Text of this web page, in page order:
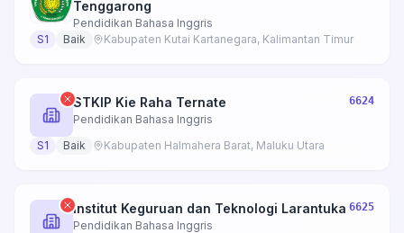
Tenggarong
Pendidikan Bahasa Inggris
S1
Baik Kabupaten Kutai Kartanegara, Kalimantan Timur
STKIP Kie Raha Ternate
Pendidikan Bahasa Inggris
6624
S1 Baik Kabupaten Halmahera Barat, Maluku Utara
Institut Keguruan dan Teknologi Larantuka
Pendidikan Bahasa Inggris
6625